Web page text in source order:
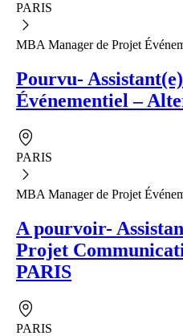
PARIS
MBA Manager de Projet
Pourvu-
Événementiel –
PARIS
MBA Manager de Projet
A pourvoir-
Projet
PARIS
PARIS